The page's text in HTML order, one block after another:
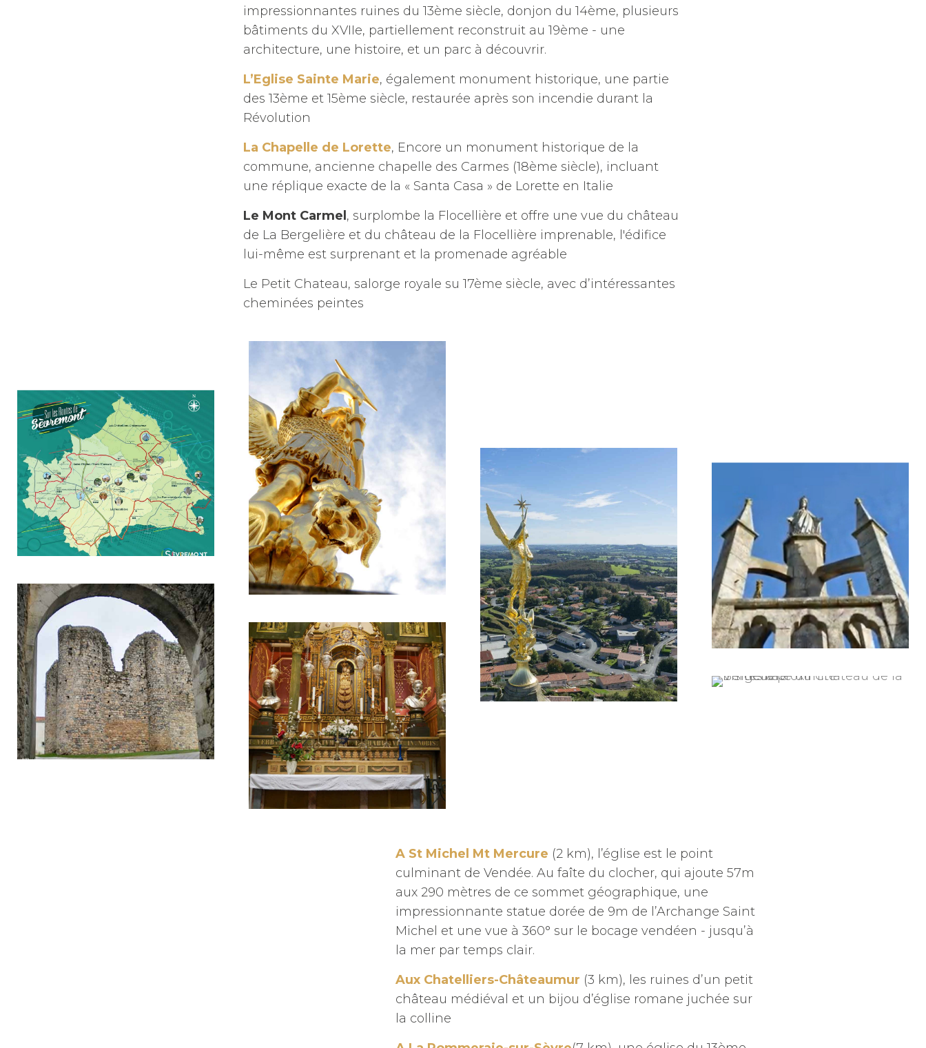
impressionnantes ruines du 13ème siècle, donjon du 14ème, plusieurs
bâtiments du XVIIe, partiellement reconstruit au 19ème - une
architecture, une histoire, et un parc à découvrir.
L’Eglise Sainte Marie, également monument historique, une partie
des 13ème et 15ème siècle, restaurée après son incendie durant la
Révolution
La Chapelle de Lorette, Encore un monument historique de la
commune, ancienne chapelle des Carmes (18ème siècle), incluant
une réplique exacte de la « Santa Casa » de Lorette en Italie
Le Mont Carmel , surplombe la Flocellière et offre une vue du château
de La Bergelière et du château de la Flocellière imprenable, l'édifice
lui-même est surprenant et la promenade agréable
Le Petit Chateau, salorge royale su 17ème siècle, avec d’intéressantes
cheminées peintes
A St Michel Mt Mercure (2 km), l’église est le point
culminant de Vendée. Au faîte du clocher, qui ajoute 57m
aux 290 mètres de ce sommet géographique, une
impressionnante statue dorée de 9m de l’Archange Saint
Michel et une vue à 360° sur le bocage vendéen - jusqu’à
la mer par temps clair.
Aux Chatelliers-Châteaumur (3 km), les ruines d’un petit
château médiéval et un bijou d’église romane juchée sur
la colline